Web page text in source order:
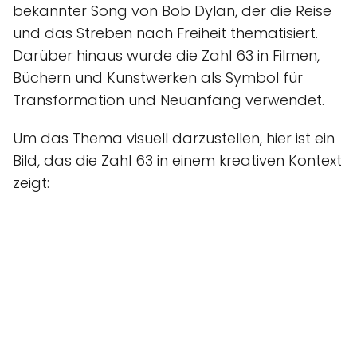
bekannter Song von Bob Dylan, der die Reise
und das Streben nach Freiheit thematisiert.
Darüber hinaus wurde die Zahl 63 in Filmen,
Büchern und Kunstwerken als Symbol für
Transformation und Neuanfang verwendet.
Um das Thema visuell darzustellen, hier ist ein
Bild, das die Zahl 63 in einem kreativen Kontext
zeigt: